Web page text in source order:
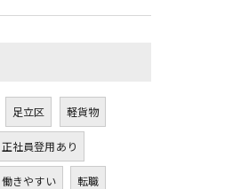
足立区 軽貨物
正社員登用あり
働きやすい 転職